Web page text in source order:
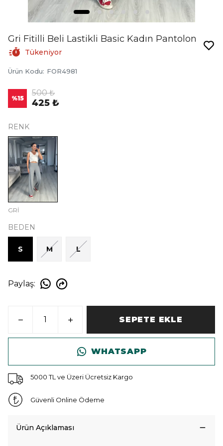
Gri Fitilli Beli Lastikli Basic Kadın Pantolon
Tükeniyor
Ürün Kodu: FOR4981
%15
500 ₺
425 ₺
RENK
GRİ
BEDEN
S M L
Paylaş:
SEPETE EKLE
WHATSAPP
5000 TL ve Üzeri Ücretsiz Kargo
Güvenli Online Ödeme
Ürün Açıklaması